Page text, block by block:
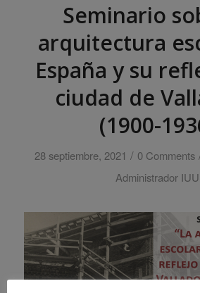
Seminario
arquitectura
España y su
ciudad de
(1900-
28 septiembre, 2021 / 0 Comments
Administrador IUU